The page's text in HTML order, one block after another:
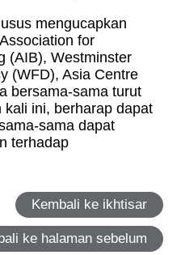
mengucapkan
for
(AIB), Westminster
(WFD), Asia Centre
bersama-sama turut
ini, berharap dapat
sama dapat
terhadap
Kembali ke ikhtisar
ke halaman sebelum